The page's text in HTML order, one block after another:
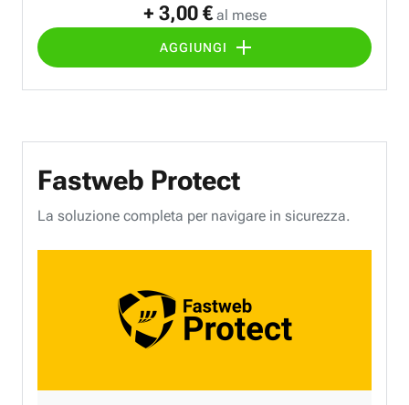
+ 3,00 € al mese
AGGIUNGI
Fastweb Protect
La soluzione completa per navigare in sicurezza.